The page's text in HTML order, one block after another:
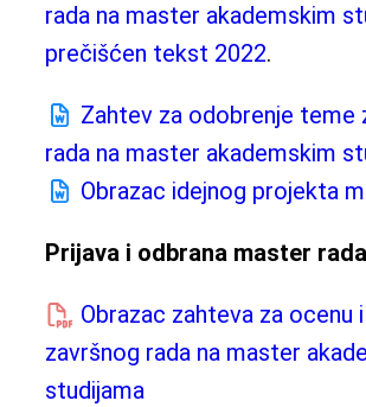
rada na master akademskim
prečišćen tekst 2022.
Zahtev za odobrenje teme
rada na master akademskim
Obrazac idejnog projekta
Prijava i odbrana master
Obrazac zahteva za ocenu
završnog rada na master
studijama